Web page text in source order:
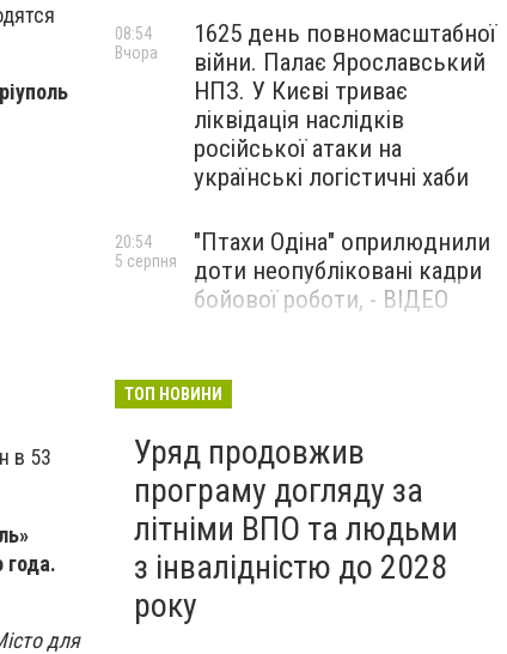
в 53
года.
для
1625 день повномасштабної
війни. Палає Ярославський
НПЗ. У Києві триває
ліквідація наслідків
російської атаки на
українські логістичні хаби
08:54
Вчора
"Птахи Одіна" оприлюднили
доти неопубліковані кадри
бойової роботи, - ВІДЕО
20:54
5 серпня
Бєдняков зіграє тата
новому українському
фільмі, - ФОТО
5 серпня
ТОП НОВИНИ
Уряд продовжив
програму догляду за
літніми ВПО та людьми
з інвалідністю до 2028
року